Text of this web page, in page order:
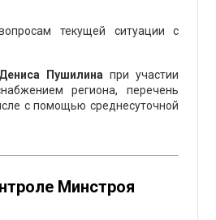
текущей ситуации с
Дениса Пушилина при участии
региона, перечень
с помощью среднесуточной
Минстроя